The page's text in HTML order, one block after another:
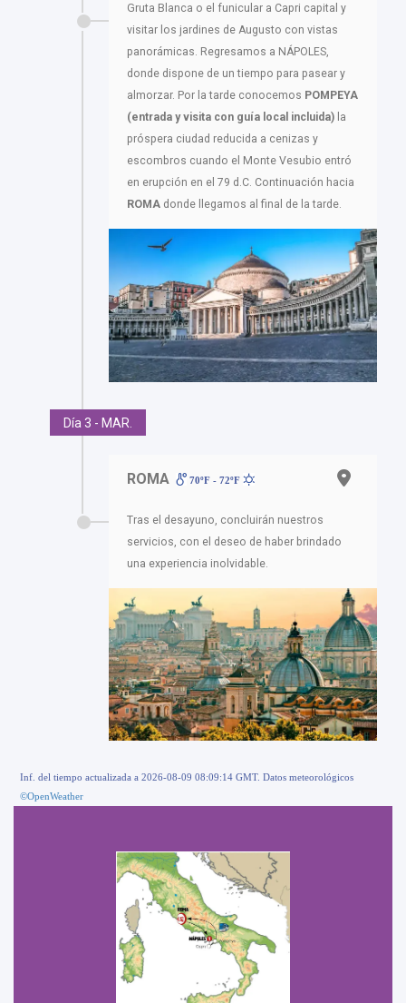
Gruta Blanca o el funicular a Capri capital y
visitar los jardines de Augusto con vistas
panorámicas. Regresamos a NÁPOLES,
donde dispone de un tiempo para pasear y
almorzar. Por la tarde conocemos POMPEYA
(entrada y visita con guía local incluida) la
próspera ciudad reducida a cenizas y
escombros cuando el Monte Vesubio entró
en erupción en el 79 d.C. Continuación hacia
ROMA donde llegamos al final de la tarde.
Día 3 - MAR.
ROMA 70ºF - 72ºF
Tras el desayuno, concluirán nuestros
servicios, con el deseo de haber brindado
una experiencia inolvidable.
Inf. del tiempo actualizada a 2026-08-09 08:09:14 GMT. Datos meteorológicos
©OpenWeather